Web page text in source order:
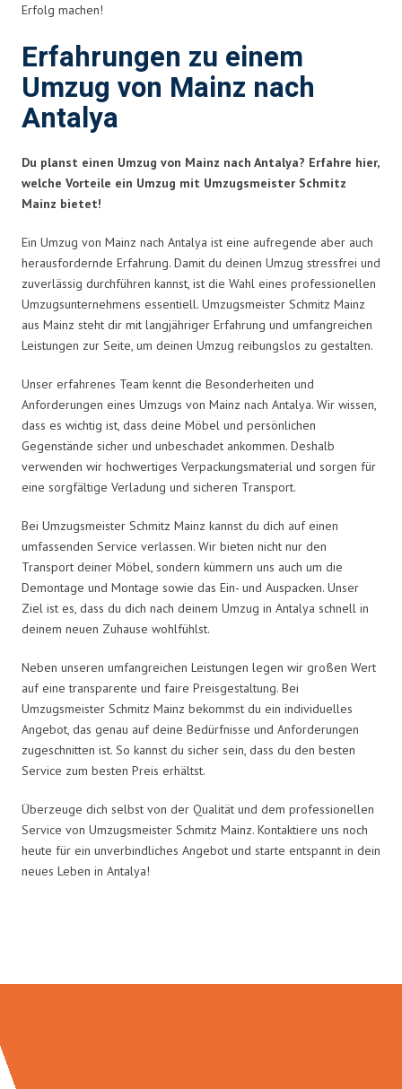
Erfolg machen!
Erfahrungen zu einem
Umzug von Mainz nach
Antalya
Du planst einen Umzug von Mainz nach Antalya? Erfahre hier,
welche Vorteile ein Umzug mit Umzugsmeister Schmitz
Mainz bietet!
Ein Umzug von Mainz nach Antalya ist eine aufregende aber auch
herausfordernde Erfahrung. Damit du deinen Umzug stressfrei und
zuverlässig durchführen kannst, ist die Wahl eines professionellen
Umzugsunternehmens essentiell. Umzugsmeister Schmitz Mainz
aus Mainz steht dir mit langjähriger Erfahrung und umfangreichen
Leistungen zur Seite, um deinen Umzug reibungslos zu gestalten.
Unser erfahrenes Team kennt die Besonderheiten und
Anforderungen eines Umzugs von Mainz nach Antalya. Wir wissen,
dass es wichtig ist, dass deine Möbel und persönlichen
Gegenstände sicher und unbeschadet ankommen. Deshalb
verwenden wir hochwertiges Verpackungsmaterial und sorgen für
eine sorgfältige Verladung und sicheren Transport.
Bei Umzugsmeister Schmitz Mainz kannst du dich auf einen
umfassenden Service verlassen. Wir bieten nicht nur den
Transport deiner Möbel, sondern kümmern uns auch um die
Demontage und Montage sowie das Ein- und Auspacken. Unser
Ziel ist es, dass du dich nach deinem Umzug in Antalya schnell in
deinem neuen Zuhause wohlfühlst.
Neben unseren umfangreichen Leistungen legen wir großen Wert
auf eine transparente und faire Preisgestaltung. Bei
Umzugsmeister Schmitz Mainz bekommst du ein individuelles
Angebot, das genau auf deine Bedürfnisse und Anforderungen
zugeschnitten ist. So kannst du sicher sein, dass du den besten
Service zum besten Preis erhältst.
Überzeuge dich selbst von der Qualität und dem professionellen
Service von Umzugsmeister Schmitz Mainz. Kontaktiere uns noch
heute für ein unverbindliches Angebot und starte entspannt in dein
neues Leben in Antalya!